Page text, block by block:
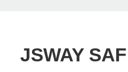
JSWAY